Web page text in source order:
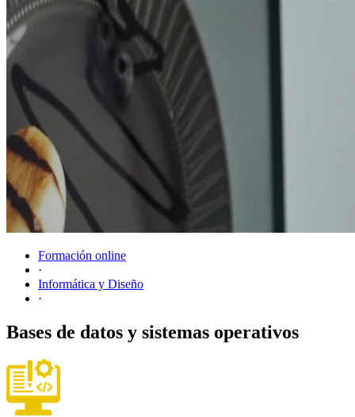
Formación online
·
Informática y Diseño
·
Bases de datos y sistemas operativos